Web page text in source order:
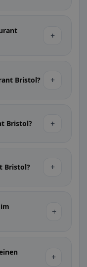
+
Bristol? +
Bristol? +
Bristol? +
+
+